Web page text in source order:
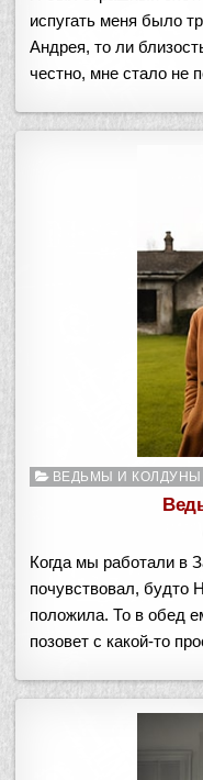
испугать меня было
Андрея, то ли
честно, мне стало не
Опубликовано
ВЕДЬМЫ И КОЛДУНЫ
Когда мы работали в
почувствовал, будто
положила. То в обед
позовет с какой-то